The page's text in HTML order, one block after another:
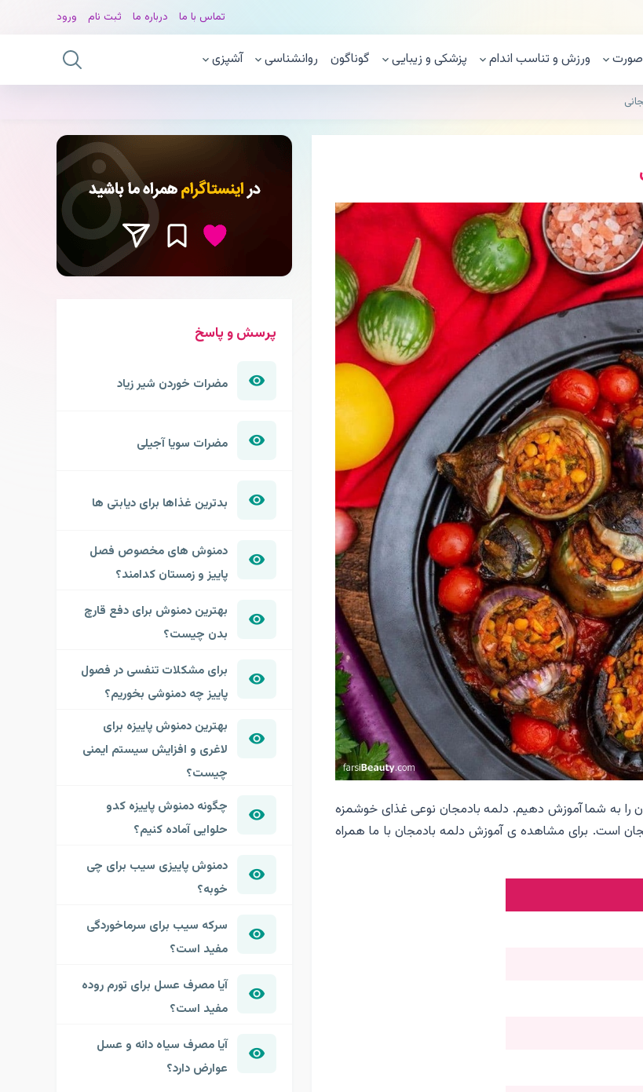
تماس با ما درباره ما ثبت نام ورود
صورت ورزش و تناسب اندام پزشکی و زیبایی گوناگون روانشناسی آشپزی
را به شما آموزش دهیم. دلمه بادمجان نوعی غذای خوشمزه
است. برای مشاهده ی آموزش دلمه بادمجان با ما همراه
پرسش و پاسخ
مضرات خوردن شیر زیاد
مضرات سویا آجیلی
بدترین غذاها برای دیابتی ها
دمنوش های مخصوص فصل
پاییز و زمستان کدامند؟
بهترین دمنوش برای دفع قارچ
بدن چیست؟
برای مشکلات تنفسی در فصول
پاییز چه دمنوشی بخوریم؟
بهترین دمنوش پاییزه برای
لاغری و افزایش سیستم ایمنی
چیست؟
چگونه دمنوش پاییزه کدو
حلوایی آماده کنیم؟
دمنوش پاییزی سیب برای چی
خوبه؟
سرکه سیب برای سرماخوردگی
مفید است؟
آیا مصرف عسل برای تورم روده
مفید است؟
آیا مصرف سیاه دانه و عسل
عوارض دارد؟